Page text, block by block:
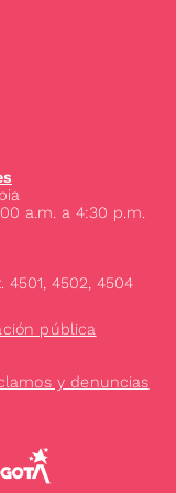
a.m. a 4:30 p.m.
4502, 4504
pública
y denuncias